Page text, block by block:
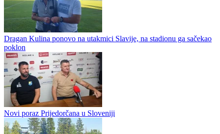
Romanija dovela zvučno ime, Karaklajić novi stanovnik Pala
Nikola Vasiljević se vratio u Drinu na novoj funkciji